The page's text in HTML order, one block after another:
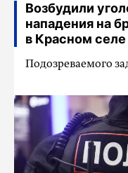
Возбудили
нападения на
в Красном селе
Подозреваемого